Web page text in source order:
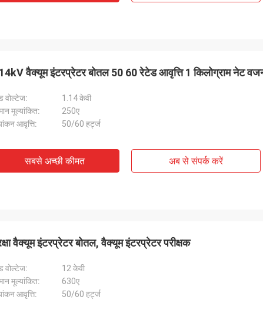
वैक्यूम इंटरप्रेटर बोतल 50 60 रेटेड आवृत्ति 1 किलोग्राम नेट
वोल्टेज:
1.14 केवी
मूल्यांकित:
250ए
आवृत्ति:
50/60 हर्ट्ज
सबसे अच्छी कीमत अब से संपर्क करें
वैक्यूम इंटरप्रेटर बोतल, वैक्यूम इंटरप्रेटर परीक्षक
वोल्टेज:
12 केवी
मूल्यांकित:
630ए
आवृत्ति:
50/60 हर्ट्ज